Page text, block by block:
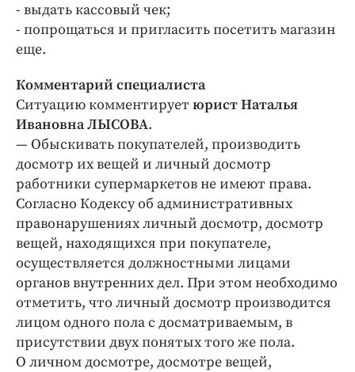
- выдать кассовый чек;
- попрощаться и пригласить посетить магазин
еще.
Комментарий специалиста
Ситуацию комментирует юрист Наталья
Ивановна ЛЫСОВА.
— Обыскивать покупателей, производить
досмотр их вещей и личный досмотр
работники супермаркетов не имеют права.
Согласно Кодексу об административных
правонарушениях личный досмотр, досмотр
вещей, находящихся при покупателе,
осуществляется должностными лицами
органов внутренних дел. При этом необходимо
отметить, что личный досмотр производится
лицом одного пола с досматриваемым, в
присутствии двух понятых того же пола.
О личном досмотре, досмотре вещей,